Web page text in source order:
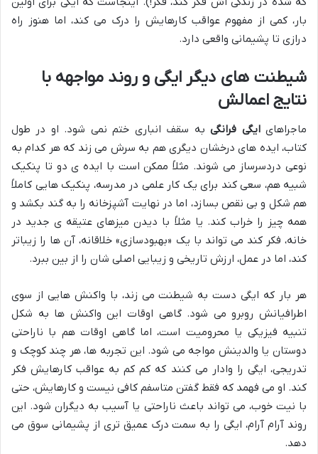
بار، کمی از مفهوم عواقب کارهایش را درک می کند، اما هنوز راه
درازی تا پشیمانی واقعی دارد.
شیطنت های دیگر ایگی و روند مواجهه با
نتایج اعمالش
ماجراهایایگی فرانگیبه سقف انباری ختم نمی شود. او در طول
کتاب، ایده های درخشان دیگری هم به سرش می زند که هر کدام به
نوعی دردسرساز می شوند. مثلاً ممکن است با ایده ی دو تا پنکیک
شبیه هم، سعی کند برای یک کار علمی در مدرسه، پنکیک هایی کاملاً
هم شکل و بی نقص بسازد، اما در نهایت آشپزخانه را به گند بکشد و
همه چیز را خراب کند. یا مثلاً با دیدن میزهای عتیقه ی جدید در
خانه، فکر کند می تواند با یک «بهبودسازی» خلاقانه، آن ها را زیباتر
کند، اما در عمل، ارزش تاریخی و زیبایی اصلی شان را از بین ببرد.
هر بار که ایگی دست به شیطنت می زند، با واکنش هایی از سوی
اطرافیانش روبرو می شود. گاهی اوقات این واکنش ها به شکل
تنبیه فیزیکی یا محرومیت است، اما گاهی اوقات هم با ناراحتی
دوستان یا والدینش مواجه می شود. این تجربه ها، هر چند کوچک و
تدریجی، ایگی را وادار می کنند که کم کم به عواقب کارهایش فکر
کند. او می فهمد که فقط گفتن متاسفم کافی نیست و کارهایش، حتی
با نیت خوب، می تواند باعث ناراحتی یا آسیب به دیگران شود. این
روند آرام آرام، ایگی را به سمت درک عمیق تری از پشیمانی سوق می
دهد.